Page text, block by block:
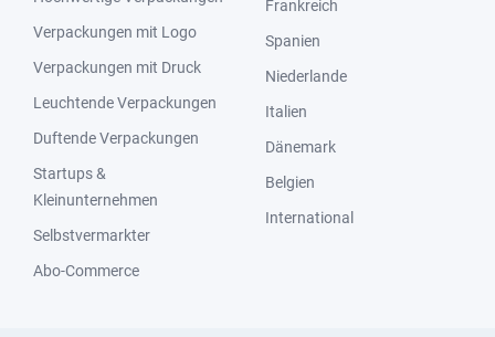
Verpackungen mit Logo
Verpackungen mit Druck
Leuchtende Verpackungen
Duftende Verpackungen
Startups &
Kleinunternehmen
Selbstvermarkter
Abo-Commerce
Frankreich
Spanien
Niederlande
Italien
Dänemark
Belgien
International